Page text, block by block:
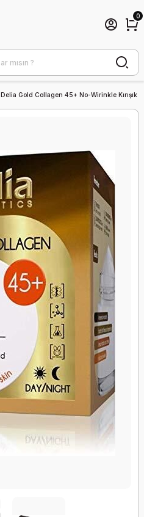
0
Delia Gold Collagen 45+ No-Wirinkle